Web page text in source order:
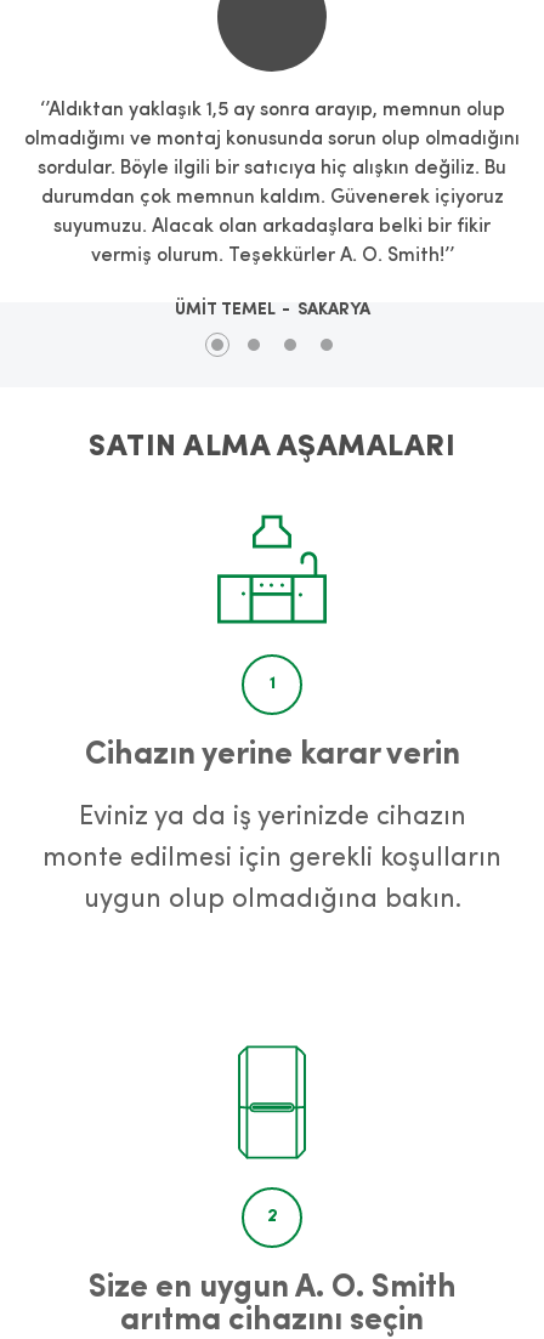
‘’Aldıktan yaklaşık 1,5 ay sonra arayıp, memnun olup
olmadığımı ve montaj konusunda sorun olup olmadığını
sordular. Böyle ilgili bir satıcıya hiç alışkın değiliz. Bu
durumdan çok memnun kaldım. Güvenerek içiyoruz
suyumuzu. Alacak olan arkadaşlara belki bir fikir
vermiş olurum. Teşekkürler A. O. Smith!’’
ÜMİT TEMEL SAKARYA
SATIN ALMA AŞAMALARI
1
Cihazın yerine karar verin
Eviniz ya da iş yerinizde cihazın
monte edilmesi için gerekli koşulların
uygun olup olmadığına bakın.
2
Size en uygun A. O. Smith
arıtma cihazını seçin